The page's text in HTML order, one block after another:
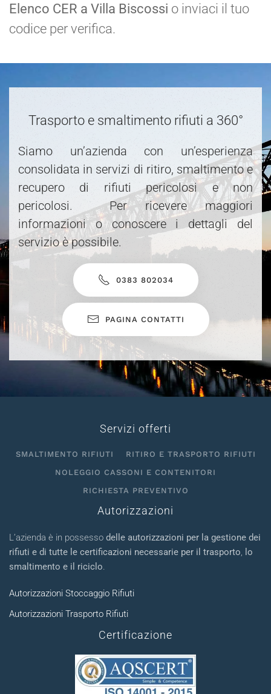
Elenco CER a Villa Biscossi o inviaci il tuo
codice per verifica.
Trasporto e smaltimento rifiuti a 360°
Siamo un’azienda con un’esperienza
consolidata in servizi di ritiro, smaltimento e
recupero di rifiuti pericolosi e non
pericolosi. Per ricevere maggiori
informazioni o conoscere i dettagli del
servizio è possibile.
0383 802034
PAGINA CONTATTI
Servizi offerti
SMALTIMENTO RIFIUTI
RITIRO E TRASPORTO RIFIUTI
NOLEGGIO CASSONI E CONTENITORI
RICHIESTA PREVENTIVO
Autorizzazioni
L’azienda è in possesso delle autorizzazioni per la gestione dei
rifiuti e di tutte le certificazioni necessarie per il trasporto, lo
smaltimento e il riciclo.
Autorizzazioni Stoccaggio Rifiuti
Autorizzazioni Trasporto Rifiuti
Certificazione